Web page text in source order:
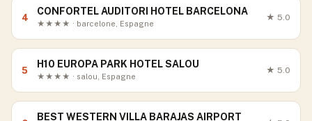
4
CONFORTEL AUDITORI HOTEL BARCELONA
★★★★ · barcelone, Espagne
★ 5.0
5
H10 EUROPA PARK HOTEL SALOU
★★★★ · salou, Espagne
★ 5.0
BEST WESTERN VILLA BARAJAS AIRPORT